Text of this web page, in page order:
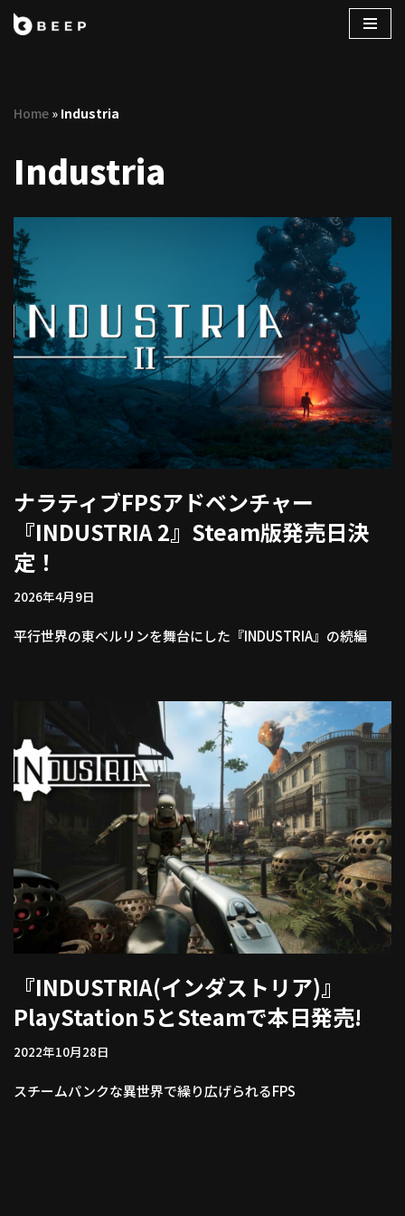
ン
へ
ッ
プ
Home » Industria
Industria
ナラティブFPSアドベンチャー
『INDUSTRIA 2』Steam版発売日決
定！
2026年4月9日
平行世界の東ベルリンを舞台にした『INDUSTRIA』の続編
『INDUSTRIA(インダストリア)』
PlayStation 5とSteamで本日発売!
2022年10月28日
スチームパンクな異世界で繰り広げられるFPS